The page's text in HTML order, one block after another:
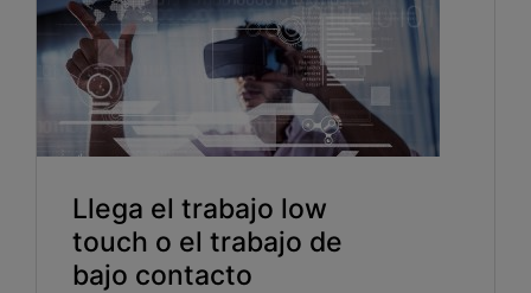
Llega el trabajo low
touch o el trabajo de
bajo contacto